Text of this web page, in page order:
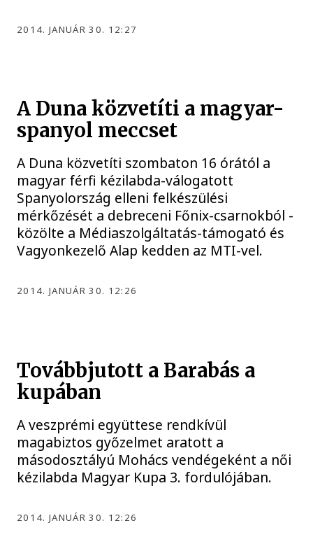
2014. JANUÁR 30. 12:27
A Duna közvetíti a magyar-
spanyol meccset
A Duna közvetíti szombaton 16 órától a
magyar férfi kézilabda-válogatott
Spanyolország elleni felkészülési
mérkőzését a debreceni Főnix-csarnokból -
közölte a Médiaszolgáltatás-támogató és
Vagyonkezelő Alap kedden az MTI-vel.
2014. JANUÁR 30. 12:26
Továbbjutott a Barabás a
kupában
A veszprémi együttese rendkívül
magabiztos győzelmet aratott a
másodosztályú Mohács vendégeként a női
kézilabda Magyar Kupa 3. fordulójában.
2014. JANUÁR 30. 12:26